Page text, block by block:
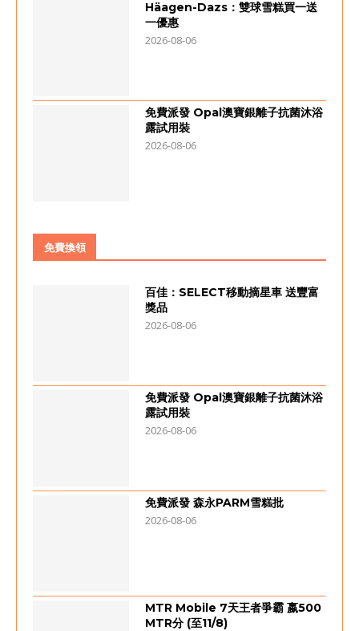
Häagen-Dazs：雙球雪糕買一送
一優惠
2026-08-06
免費派發 Opal澳寶銀離子抗菌沐浴
露試用裝
2026-08-06
免費換領
百佳：SELECT移動摘星車 送豐富
獎品
2026-08-06
免費派發 Opal澳寶銀離子抗菌沐浴
露試用裝
2026-08-06
免費派發 森永PARM雪糕批
2026-08-06
MTR Mobile 7天王者爭霸 嬴500
MTR分 (至11/8)